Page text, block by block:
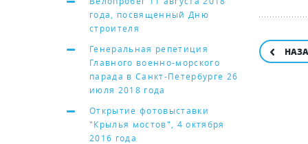
года, посвященный Дню
строителя
Генеральная репетиция
Главного военно-морского
парада в Санкт-Петербурге 26
июля 2018 года
Открытие фотовыставки
"Крылья мостов", 4 октября
2016 года